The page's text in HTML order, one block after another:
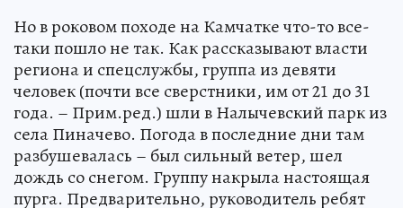
Но в роковом походе на Камчатке что-то все-
таки пошло не так. Как рассказывают власти
региона и спецслужбы, группа из девяти
человек (почти все сверстники, им от 21 до 31
года. – Прим.ред.) шли в Налычевский парк из
села Пиначево. Погода в последние дни там
разбушевалась – был сильный ветер, шел
дождь со снегом. Группу накрыла настоящая
пурга. Предварительно, руководитель ребят